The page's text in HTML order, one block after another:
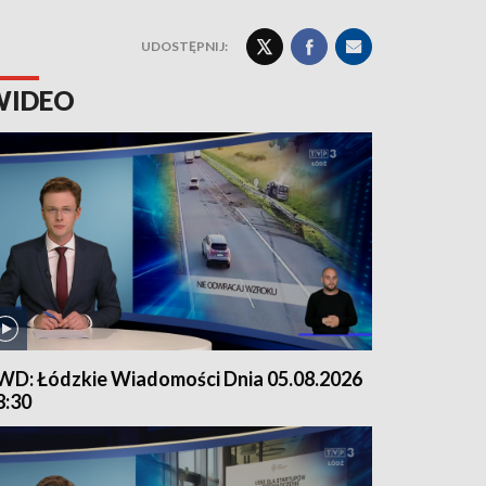
UDOSTĘPNIJ:
Łódzkie Wiadomości Dnia 05.08.2026